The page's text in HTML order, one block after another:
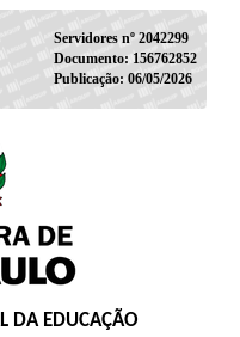
Servidores nº 2042299
Documento: 156762852
Publicação: 06/05/2026
DA EDUCAÇÃO